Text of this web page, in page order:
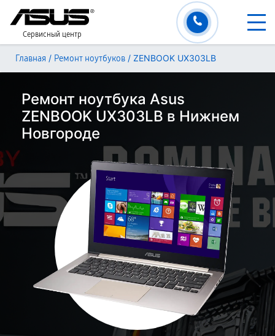
Сервисный центр
Главная / Ремонт ноутбуков / ZENBOOK UX303LB
Ремонт ноутбука Asus
ZENBOOK UX303LB в Нижнем
Новгороде